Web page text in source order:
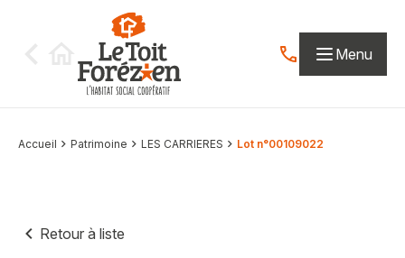
Contactez-nous
Menu
Accueil Patrimoine LES CARRIERES Lot n°00109022
Retour à liste